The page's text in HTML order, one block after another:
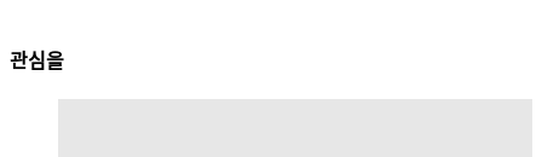
관심을